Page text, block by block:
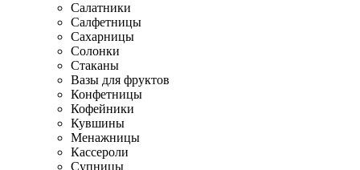
Салатники
Салфетницы
Сахарницы
Солонки
Стаканы
Вазы для фруктов
Конфетницы
Кофейники
Кувшины
Менажницы
Кассероли
Супницы